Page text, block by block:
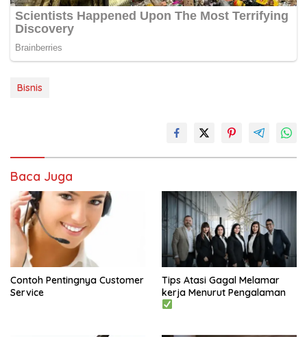
Bisnis
Baca Juga
Contoh Pentingnya Customer
Service
Tips Atasi Gagal Melamar
kerja Menurut Pengalaman